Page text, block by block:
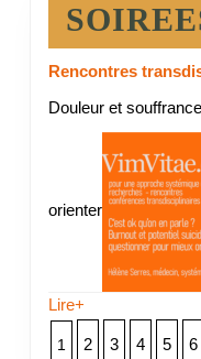
Rencontres
Douleur et
orienter
Lire+
1 2 3 4 5 6